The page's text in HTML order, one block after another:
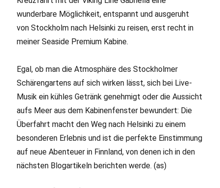
wunderbare Möglichkeit, entspannt und ausgeruht
von Stockholm nach Helsinki zu reisen, erst recht in
meiner Seaside Premium Kabine.
Egal, ob man die Atmosphäre des Stockholmer
Schärengartens auf sich wirken lässt, sich bei Live-
Musik ein kühles Getränk genehmigt oder die Aussicht
aufs Meer aus dem Kabinenfenster bewundert: Die
Überfahrt macht den Weg nach Helsinki zu einem
besonderen Erlebnis und ist die perfekte Einstimmung
auf neue Abenteuer in Finnland, von denen ich in den
nächsten Blogartikeln berichten werde. (as)